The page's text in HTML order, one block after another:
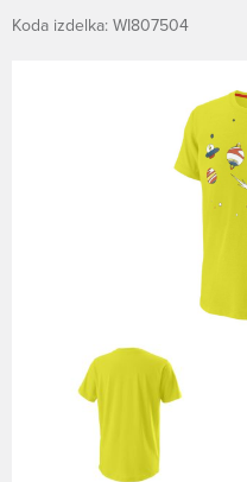
Koda izdelka: WI807504